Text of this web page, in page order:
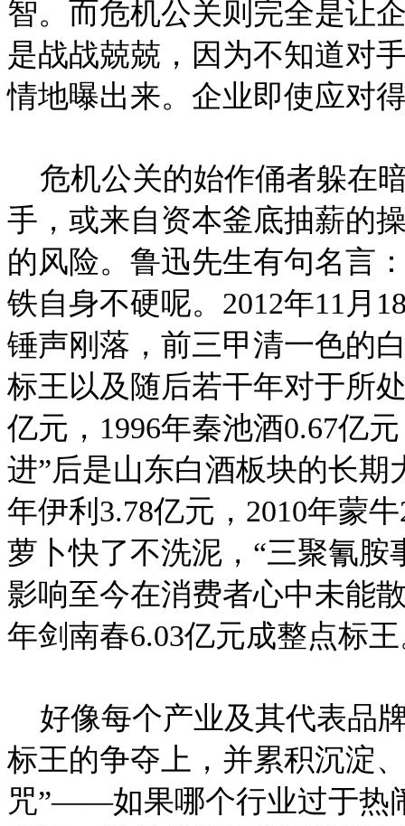
智。而危机公关则完全是让
是战战兢兢，因为不知道对
情地曝出来。企业即使应对
危机公关的始作俑者躲在
手，或来自资本釜底抽薪的
的风险。鲁迅先生有句名言
铁自身不硬呢。2012年11月
锤声刚落，前三甲清一色的
标王以及随后若干年对于所
亿元，1996年秦池酒0.67亿
进”后是山东白酒板块的长期
年伊利3.78亿元，2010年蒙
萝卜快了不洗泥，“三聚氰
影响至今在消费者心中未能
年剑南春6.03亿元成整点标
好像每个产业及其代表品
标王的争夺上，并累积沉淀
咒”——如果哪个行业过于热